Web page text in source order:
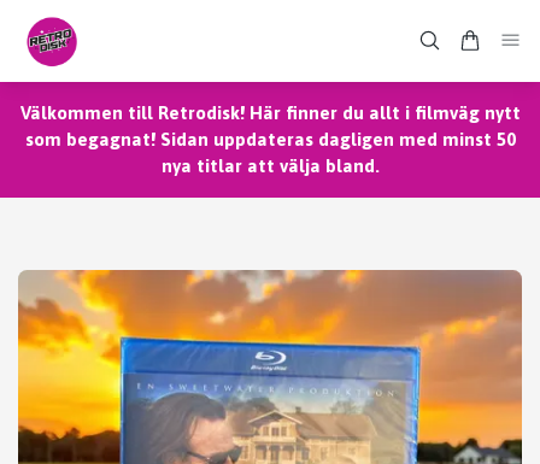
Välkommen till Retrodisk! Här finner du allt i filmväg nytt
som begagnat! Sidan uppdateras dagligen med minst 50
nya titlar att välja bland.